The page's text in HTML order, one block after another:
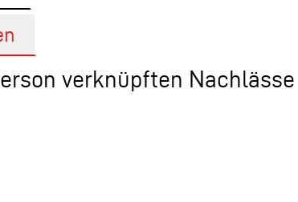
verknüpften Nachlässe